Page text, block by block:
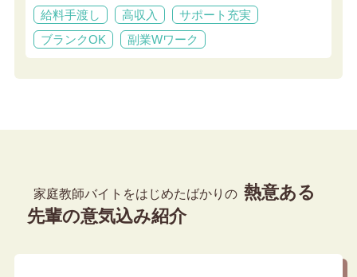
給料手渡し
高収入
サポート充実
ブランクOK
副業Wワーク
家庭教師バイトをはじめたばかりの 熱意ある
先輩の意気込み紹介